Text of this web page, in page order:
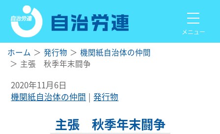
メニュー
ホーム 発行物
機関紙自治体の仲間
主張 秋季年末闘争
2020年11月6日
機関紙自治体の仲間
発行物
主張 秋季年末闘争